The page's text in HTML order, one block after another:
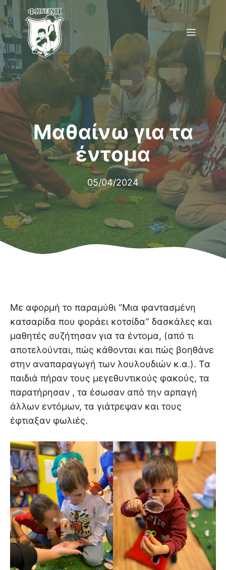
Μετάβαση
σε
περιεχόμενο
Menu
Μαθαίνω για τα
έντομα
05/04/2024
Με αφορμή το παραμύθι “Μια φαντασμένη
κατσαρίδα που φοράει κοτσίδα” δασκάλες και
μαθητές συζήτησαν για τα έντομα, (από τι
αποτελούνται, πώς κάθονται και πώς βοηθάνε
στην αναπαραγωγή των λουλουδιών κ.α.). Τα
παιδιά πήραν τους μεγεθυντικούς φακούς, τα
παρατήρησαν , τα έσωσαν από την αρπαγή
άλλων εντόμων, τα γιάτρεψαν και τους
έφτιαξαν φωλιές.